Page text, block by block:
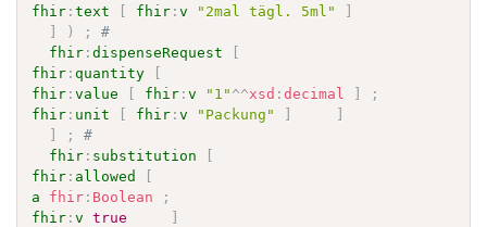
fhir :text fhir :v "2mal tägl. 5ml"
) ;
#
fhir :dispenseRequest
fhir : quantity
fhir :value fhir :v "1" ^^xsd :decimal
;
fhir : unit fhir :v "Packung"
;
#
fhir : substitution
fhir : allowed
a
fhir : Boolean
;
fhir :v true